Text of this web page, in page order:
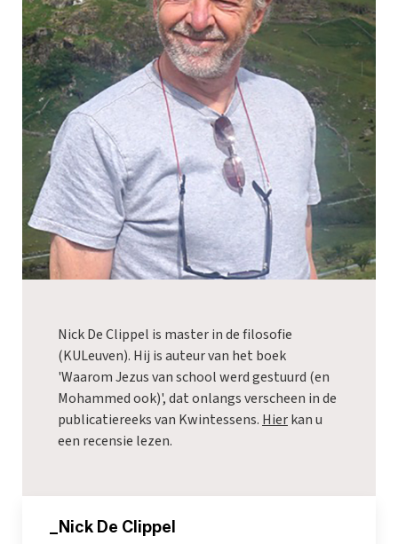
Nick De Clippel is master in de filosofie
(KULeuven). Hij is auteur van het boek
'Waarom Jezus van school werd gestuurd (en
Mohammed ook)', dat onlangs verscheen in de
publicatiereeks van Kwintessens. Hierkan u
een recensie lezen.
_Nick De Clippel